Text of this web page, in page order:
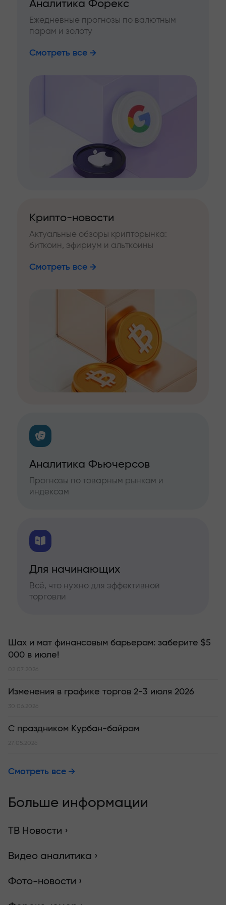
Аналитика Форекс
Ежедневные прогнозы по валютным
парам и золоту
Смотреть все
Крипто-новости
Актуальные обзоры крипторынка:
биткоин, эфириум и альткоины
Смотреть все
Аналитика Фьючерсов
Прогнозы по товарным рынкам и
индексам
Для начинающих
Всё, что нужно для эффективной
торговли
Шах и мат финансовым барьерам: заберите $5
000 в июле!
02.07.2026
Изменения в графике торгов 2-3 июля 2026
30.06.2026
С праздником Курбан-байрам
27.05.2026
Смотреть все
Больше информации
ТВ Новости ›
Видео аналитика ›
Фото-новости ›